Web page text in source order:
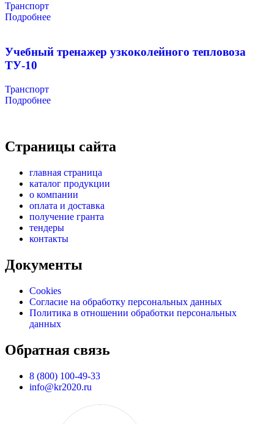
Транспорт
Подробнее
Учебный тренажер узкоколейного тепловоза
ТУ-10
Транспорт
Подробнее
Страницы сайта
главная страница
каталог продукции
о компании
оплата и доставка
получение гранта
тендеры
контакты
Документы
Cookies
Согласие на обработку персональных данных
Политика в отношении обработки персональных
данных
Обратная связь
8 (800) 100-49-33
info@kr2020.ru